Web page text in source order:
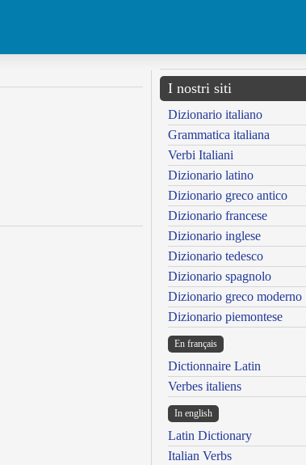
I nostri siti
Dizionario italiano
Grammatica italiana
Verbi Italiani
Dizionario latino
Dizionario greco antico
Dizionario francese
Dizionario inglese
Dizionario tedesco
Dizionario spagnolo
Dizionario greco moderno
Dizionario piemontese
En français
Dictionnaire Latin
Verbes italiens
In english
Latin Dictionary
Italian Verbs